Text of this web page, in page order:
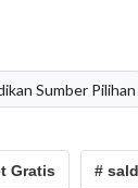
Sumber Pilihan
#